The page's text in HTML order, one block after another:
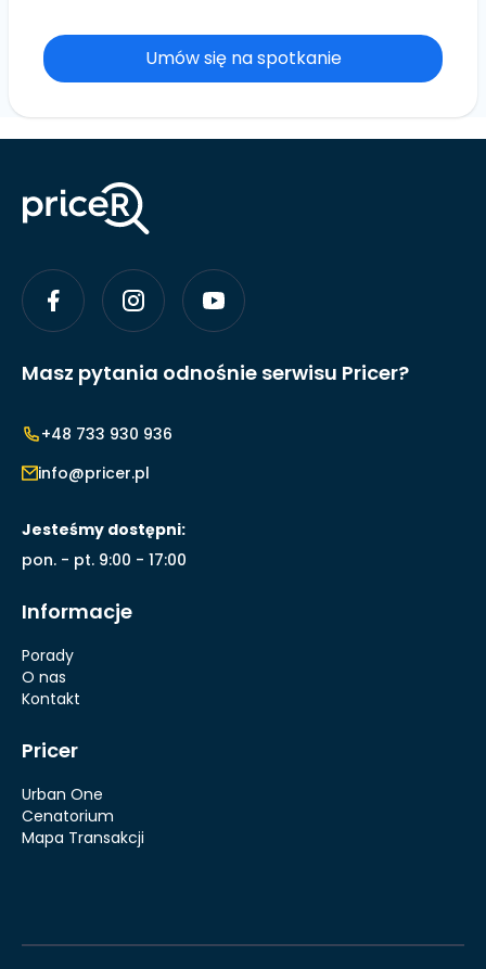
Umów się na spotkanie
Masz pytania odnośnie serwisu Pricer?
+48 733 930 936
info@pricer.pl
Jesteśmy dostępni:
pon. - pt. 9:00 - 17:00
Informacje
Porady
O nas
Kontakt
Pricer
Urban One
Cenatorium
Mapa Transakcji